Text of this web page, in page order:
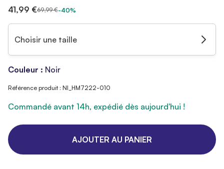
41,99 €69,99 €-40%
Choisir une taille
Couleur : Noir
Référence produit : NI_HM7222-010
Commandé avant 14h, expédié dès aujourd'hui !
AJOUTER AU PANIER